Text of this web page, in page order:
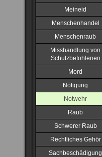
Meineid
Menschenhandel
Menschenraub
Misshandlung von
Schutzbefohlenen
Mord
Nötigung
Notwehr
Raub
Schwerer Raub
Rechtliches Gehör
Sachbeschädigung